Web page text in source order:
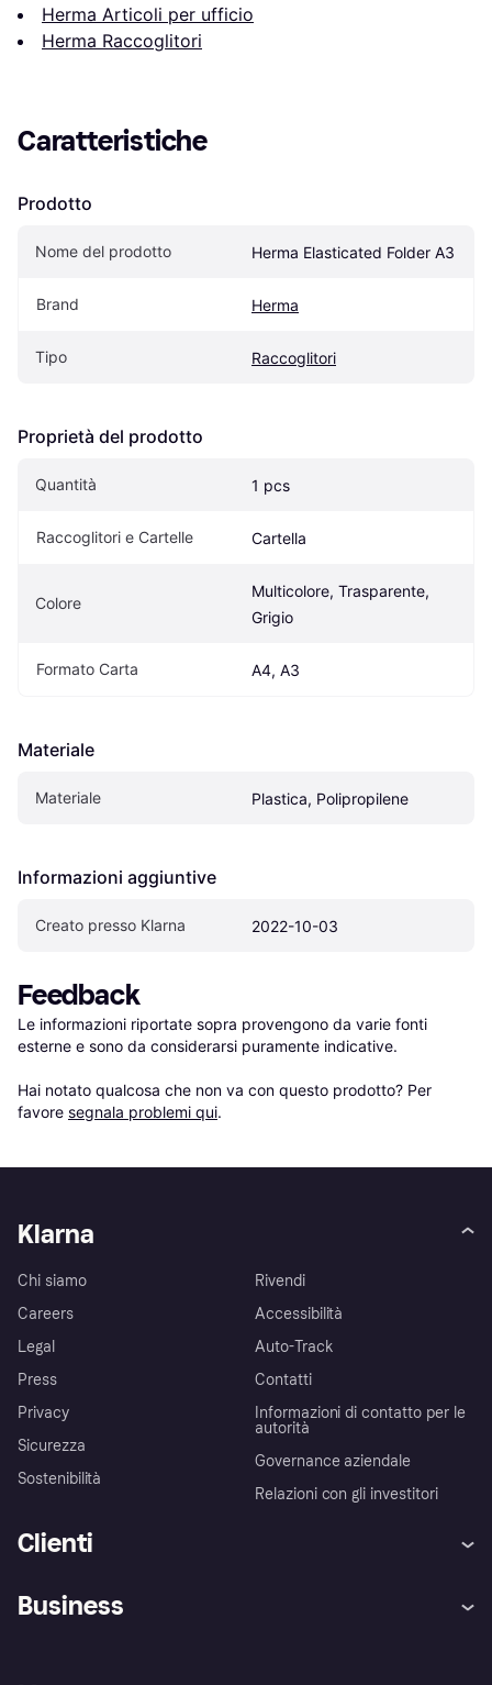
Herma Articoli per ufficio
Herma Raccoglitori
Caratteristiche
Prodotto
Nome del prodotto Herma Elasticated Folder A3
Brand Herma
Tipo Raccoglitori
Proprietà del prodotto
Quantità 1 pcs
Raccoglitori e Cartelle Cartella
Colore
Multicolore, Trasparente,
Grigio
Formato Carta A4, A3
Materiale
Materiale Plastica, Polipropilene
Informazioni aggiuntive
Creato presso Klarna 2022-10-03
Feedback
Le informazioni riportate sopra provengono da varie fonti
esterne e sono da considerarsi puramente indicative.
Hai notato qualcosa che non va con questo prodotto? Per
favore segnala problemi qui.
Klarna
Chi siamo
Careers
Legal
Press
Privacy
Sicurezza
Sostenibilità
Rivendi
Accessibilità
Auto-Track
Contatti
Informazioni di contatto per le
autorità
Governance aziendale
Relazioni con gli investitori
Clienti
Business